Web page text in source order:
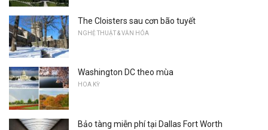
The Cloisters sau cơn bão tuyết
NGHỆ THUẬT & VĂN HÓA
Washington DC theo mùa
HOA KỲ
Bảo tàng miễn phí tại Dallas Fort Worth